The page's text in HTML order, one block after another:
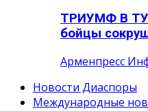
ТРИУМФ В
бойцы
Арменпресс
Новости Диаспоры
Международные